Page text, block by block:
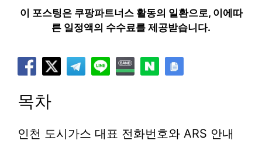
이 포스팅은 쿠팡파트너스 활동의 일환으로, 이에따
른 일정액의 수수료를 제공받습니다.
목차
인천 도시가스 대표 전화번호와 ARS 안내